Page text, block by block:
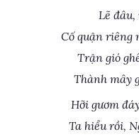
Lẽ đâu,
Cố quận riêng
Trận gió
Thành mây
Hỡi gươm
Ta hiểu rồi,